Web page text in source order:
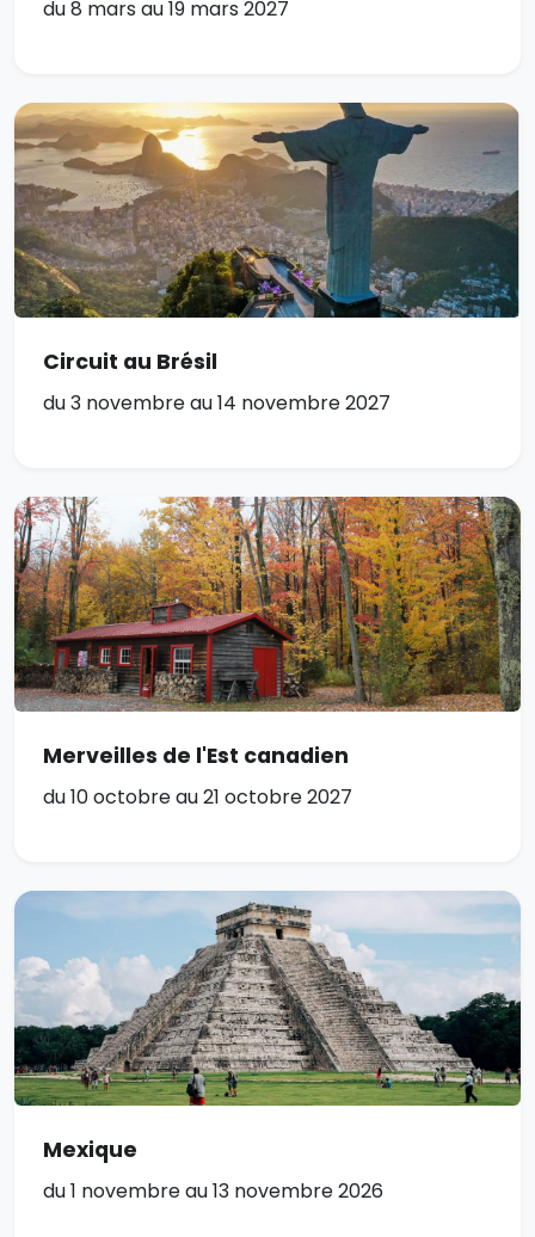
du 8 mars au 19 mars 2027
Circuit au Brésil
du 3 novembre au 14 novembre 2027
Merveilles de l'Est canadien
du 10 octobre au 21 octobre 2027
Mexique
du 1 novembre au 13 novembre 2026